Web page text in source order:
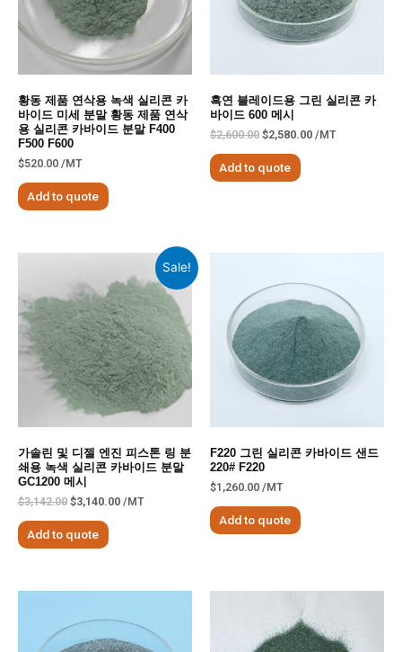
황동 제품 연삭용 녹색 실리콘 카
바이드 미세 분말 황동 제품 연삭
용 실리콘 카바이드 분말 F400
F500 F600
$520.00 /MT
Add to quote
흑연 블레이드용 그린 실리콘 카
바이드 600 메시
$2,600.00 $2,580.00 /MT
Add to quote
Sale!
가솔린 및 디젤 엔진 피스톤 링 분
쇄용 녹색 실리콘 카바이드 분말
GC1200 메시
$3,142.00 $3,140.00 /MT
Add to quote
F220 그린 실리콘 카바이드 샌드
220# F220
$1,260.00 /MT
Add to quote